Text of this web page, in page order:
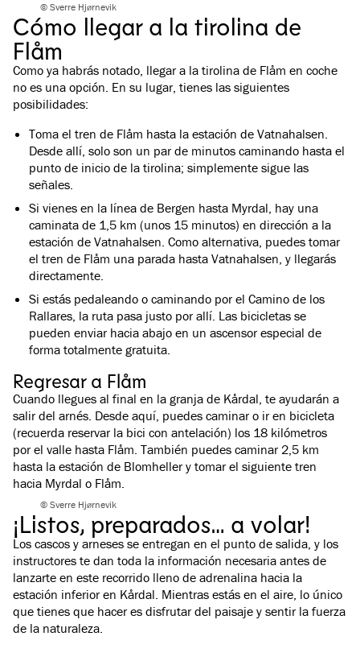
© Sverre Hjørnevik
Cómo llegar a la tirolina de
Flåm
Como ya habrás notado, llegar a la tirolina de Flåm en coche
no es una opción. En su lugar, tienes las siguientes
posibilidades:
Toma el tren de Flåm hasta la estación de Vatnahalsen.
Desde allí, solo son un par de minutos caminando hasta el
punto de inicio de la tirolina; simplemente sigue las
señales.
Si vienes en la línea de Bergen hasta Myrdal, hay una
caminata de 1,5 km (unos 15 minutos) en dirección a la
estación de Vatnahalsen. Como alternativa, puedes tomar
el tren de Flåm una parada hasta Vatnahalsen, y llegarás
directamente.
Si estás pedaleando o caminando por el Camino de los
Rallares, la ruta pasa justo por allí. Las bicicletas se
pueden enviar hacia abajo en un ascensor especial de
forma totalmente gratuita.
Regresar a Flåm
Cuando llegues al final en la granja de Kårdal, te ayudarán a
salir del arnés. Desde aquí, puedes caminar o ir en bicicleta
(recuerda reservar la bici con antelación) los 18 kilómetros
por el valle hasta Flåm. También puedes caminar 2,5 km
hasta la estación de Blomheller y tomar el siguiente tren
hacia Myrdal o Flåm.
© Sverre Hjørnevik
¡Listos, preparados… a volar!
Los cascos y arneses se entregan en el punto de salida, y los
instructores te dan toda la información necesaria antes de
lanzarte en este recorrido lleno de adrenalina hacia la
estación inferior en Kårdal. Mientras estás en el aire, lo único
que tienes que hacer es disfrutar del paisaje y sentir la fuerza
de la naturaleza.